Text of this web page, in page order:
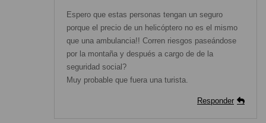
Espero que estas personas tengan un seguro
porque el precio de un helicóptero no es el mismo
que una ambulancia!! Corren riesgos paseándose
por la montaña y después a cargo de de la
seguridad social?
Muy probable que fuera una turista.
Responder